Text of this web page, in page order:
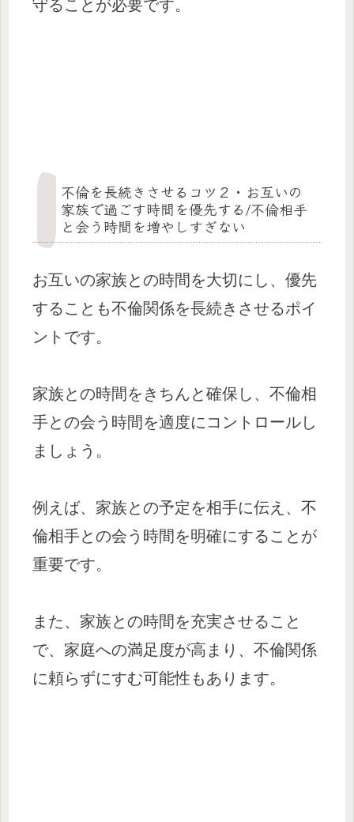
守ることが必要です。
不倫を長続きさせるコツ２・お互いの
家族で過ごす時間を優先する/不倫相手
と会う時間を増やしすぎない
お互いの家族との時間を大切にし、優先
することも不倫関係を長続きさせるポイ
ントです。
家族との時間をきちんと確保し、不倫相
手との会う時間を適度にコントロールし
ましょう。
例えば、家族との予定を相手に伝え、不
倫相手との会う時間を明確にすることが
重要です。
また、家族との時間を充実させること
で、家庭への満足度が高まり、不倫関係
に頼らずにすむ可能性もあります。